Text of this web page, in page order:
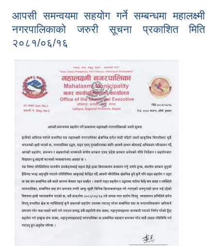
आपसी समन्वयमा सहयोग गर्ने सम्बन्धमा महालक्ष्मी
नगरपालिकाको जरुरी सूचना प्रकाशित मिति
२०८१/०६/१६